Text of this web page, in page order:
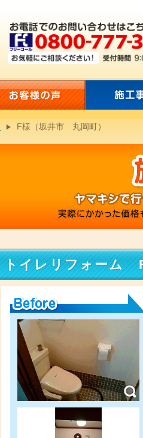
F様（坂井市 丸岡町）
トイレリフォーム
Before